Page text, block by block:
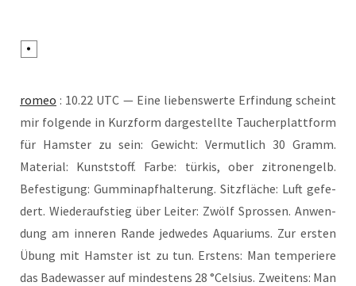
romeo : 10.22 UTC — Eine lie­bens­wer­te Erfin­dung scheint
mir fol­gen­de in Kurz­form dar­ge­stell­te Tau­cher­platt­form
für Hams­ter zu sein: Gewicht: Ver­mut­lich 30 Gramm.
Mate­ri­al: Kunst­stoff. Far­be: tür­kis, ober zitro­nen­gelb.
Befes­ti­gung: Gum­mi­napf­hal­te­rung. Sitz­flä­che: Luft gefe­
dert. Wie­der­auf­stieg über Lei­ter: Zwölf Spros­sen. Anwen­
dung am inne­ren Ran­de jed­we­des Aqua­ri­ums. Zur ers­ten
Übung mit Hams­ter ist zu tun. Ers­tens: Man tem­pe­rie­re
das Bade­was­ser auf min­des­tens 28 °Cel­si­us. Zwei­tens: Man